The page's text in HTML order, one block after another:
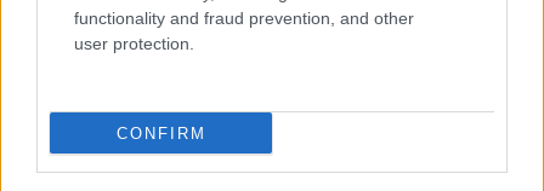
functionality and fraud prevention, and other
user protection.
CONFIRM
ΕΛΛΑΔΑ
ωράριο λειτουργίας σήμερα και αύριο
6/08/2026 - 5:09μμ